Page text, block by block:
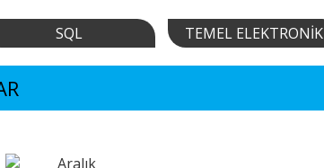
SQL TEMEL ELEKTRONIK